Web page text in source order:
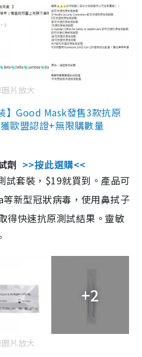
片放大
】Good Mask發售3款抗原
歐盟認證+無限購數量
劑 >>按此選購<<
試套裝，$19就買到。產品可
新型冠狀病毒，使用鼻拭子
得快速抗原測試結果。靈敏
+2
片放大